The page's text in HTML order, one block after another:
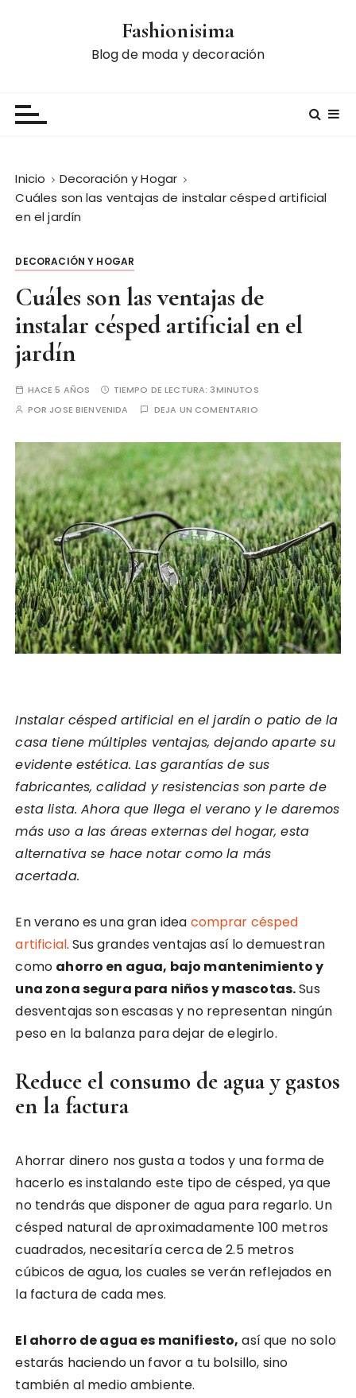
Fashionisima
Blog de moda y decoración
Inicio
Decoración y Hogar
Cuáles son las ventajas de instalar césped artificial
en el jardín
DECORACIÓN Y HOGAR
Cuáles son las ventajas de
instalar césped artificial en el
jardín
HACE 5 AÑOS TIEMPO DE LECTURA: 3MINUTOS
POR JOSE BIENVENIDA DEJA UN COMENTARIO
Instalar césped artificial en el jardín o patio de la
casa tiene múltiples ventajas, dejando aparte su
evidente estética. Las garantías de sus
fabricantes, calidad y resistencias son parte de
esta lista. Ahora que llega el verano y le daremos
más uso a las áreas externas del hogar, esta
alternativa se hace notar como la más
acertada.
En verano es una gran idea comprar césped
artificial. Sus grandes ventajas así lo demuestran
como ahorro en agua, bajo mantenimiento y
una zona segura para niños y mascotas.Sus
desventajas son escasas y no representan ningún
peso en la balanza para dejar de elegirlo.
Reduce el consumo de agua y gastos
en la factura
Ahorrar dinero nos gusta a todos y una forma de
hacerlo es instalando este tipo de césped, ya que
no tendrás que disponer de agua para regarlo. Un
césped natural de aproximadamente 100 metros
cuadrados, necesitaría cerca de 2.5 metros
cúbicos de agua, los cuales se verán reflejados en
la factura de cada mes.
El ahorro de agua es manifiesto, así que no solo
estarás haciendo un favor a tu bolsillo, sino
también al medio ambiente.